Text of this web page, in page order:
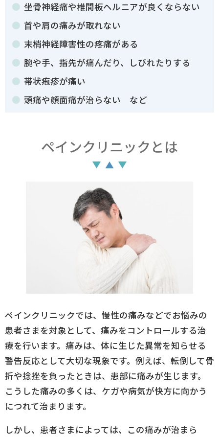
坐骨神経痛や椎間板ヘルニアが良くならない
首や肩の痛みが取れない
末梢神経障害性の疼痛がある
腕や手、指先が痛んだり、しびれたりする
帯状疱疹が痛い
頭痛や顔面痛が治らない など
ペインクリニックとは
ペインクリニックでは、慢性の痛みなどでお悩みの
患者さまを対象として、痛みをコントロールする治
療を行います。痛みは、体に生じた異常を知らせる
警告反応として大切な現象です。例えば、転倒して骨
折や捻挫を負ったときは、患部に痛みが生じます。
こうした痛みの多くは、ケガや病気が快方に向かう
につれて治まります。
しかし、患者さまによっては、この痛みが治まら